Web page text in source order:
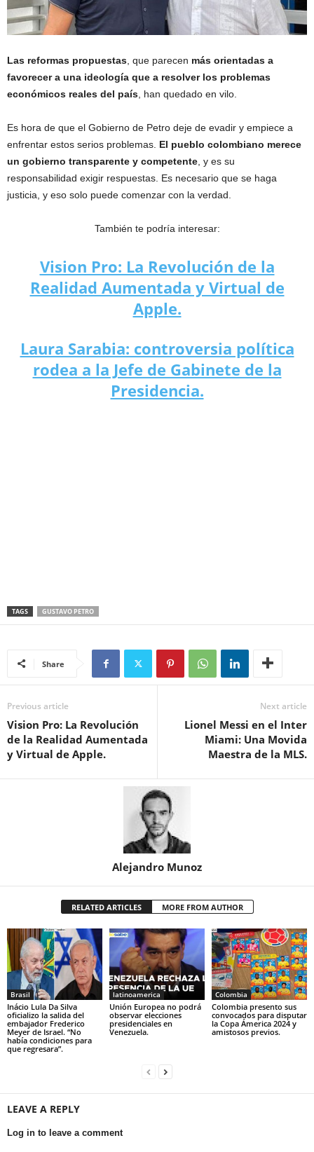
Las reformas propuestas , que parecen más orientadas a
favorecer a una ideología que a resolver los problemas
económicos reales del país , han quedado en vilo.
Es hora de que el Gobierno de Petro deje de evadir y empiece a
enfrentar estos serios problemas. El pueblo colombiano merece
un gobierno transparente y competente , y es su
responsabilidad exigir respuestas. Es necesario que se haga
justicia, y eso solo puede comenzar con la verdad.
También te podría interesar:
Vision Pro: La Revolución de la
Realidad Aumentada y Virtual de
Apple.
Laura Sarabia: controversia política
rodea a la Jefe de Gabinete de la
Presidencia.
TAGS GUSTAVO PETRO
Share
Previous article
Vision Pro: La Revolución
de la Realidad Aumentada
y Virtual de Apple.
Next article
Lionel Messi en el Inter
Miami: Una Movida
Maestra de la MLS.
Alejandro Munoz
RELATED ARTICLES MORE FROM AUTHOR
Brasil
Inácio Lula Da Silva
oficializo la salida del
embajador Frederico
Meyer de Israel. “No
había condiciones para
que regresara”.
latinoamerica
Unión Europea no podrá
observar elecciones
presidenciales en
Venezuela.
Colombia
Colombia presento sus
convocados para disputar
la Copa Ámerica 2024 y
amistosos previos.
LEAVE A REPLY
Log in to leave a comment